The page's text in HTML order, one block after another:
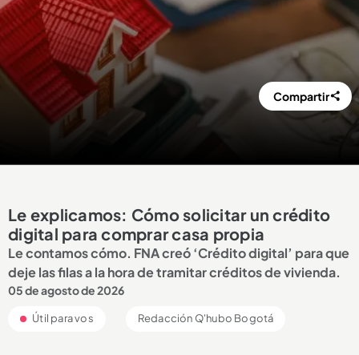
Compartir
Le explicamos: Cómo solicitar un crédito
digital para comprar casa propia
Le contamos cómo. FNA creó ‘Crédito digital’ para que
deje las filas a la hora de tramitar créditos de vivienda.
05 de agosto de 2026
Útil para vos Redacción Q'hubo Bogotá